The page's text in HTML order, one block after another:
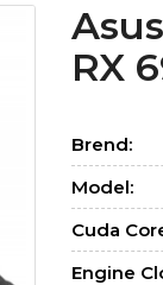
RX
Brend:
Model:
Cuda
Engine